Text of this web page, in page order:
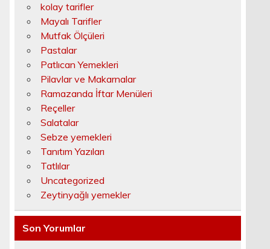
kolay tarifler
Mayalı Tarifler
Mutfak Ölçüleri
Pastalar
Patlıcan Yemekleri
Pilavlar ve Makarnalar
Ramazanda İftar Menüleri
Reçeller
Salatalar
Sebze yemekleri
Tanıtım Yazıları
Tatlılar
Uncategorized
Zeytinyağlı yemekler
Son Yorumlar